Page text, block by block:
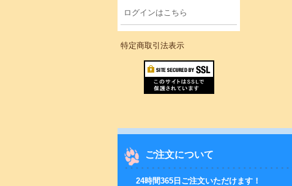
ログインはこちら
特定商取引法表示
ご注文について
24時間365日ご注文いただけます！